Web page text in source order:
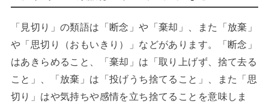
「見切り」の類語は「断念」や「棄却」、また「放棄」
や「思切り（おもいきり）」などがあります。「断念」
はあきらめること、「棄却」は「取り上げず、捨て去る
こと」、「放棄」は「投げうち捨てること」、また「思
切り」はや気持ちや感情を立ち捨てることを意味しま